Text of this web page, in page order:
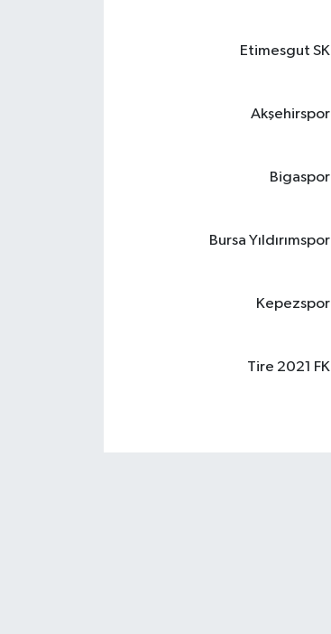
Etimesgut SK
Akşehirspor
Bigaspor
Bursa Yıldırımspor
Kepezspor
Tire 2021 FK